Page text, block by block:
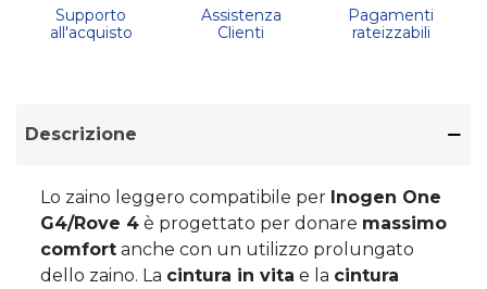
Supporto
all'acquisto
Assistenza
Clienti
Pagamenti
rateizzabili
Descrizione
Lo zaino leggero compatibile per Inogen One
G4/Rove 4 è progettato per donare massimo
comfort anche con un utilizzo prolungato
dello zaino. La cintura in vita e la cintura